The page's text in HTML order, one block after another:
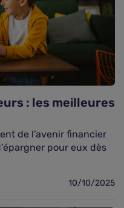
: les meilleures
de l’avenir financier
pour eux dès
10/10/2025